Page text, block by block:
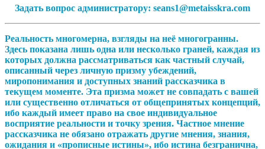
Задать вопрос администратору: seans1@metaisskra.com
Реальность многомерна, взгляды на неё многогранны.
Здесь показана лишь одна или несколько граней, каждая из
которых должна рассматриваться как частный случай,
описанный через личную призму убеждений,
миропонимания и доступных знаний рассказчика в
текущем моменте. Эта призма может не совпадать с вашей
или существенно отличаться от общепринятых концепций,
ибо каждый имеет право на свое индивидуальное
восприятие реальности и точку зрения. Частное мнение
рассказчика не обязано отражать другие мнения, знания,
ожидания и «прописные истины», ибо истина безгранична,